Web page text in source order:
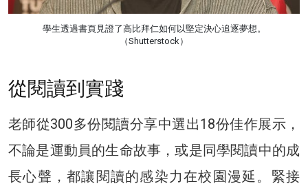
學生透過書頁見證了高比拜仁如何以堅定決心追逐夢想。
（Shutterstock）
從閱讀到實踐
老師從300多份閱讀分享中選出18份佳作展示，
不論是運動員的生命故事，或是同學閱讀中的成
長心聲，都讓閱讀的感染力在校園漫延。緊接